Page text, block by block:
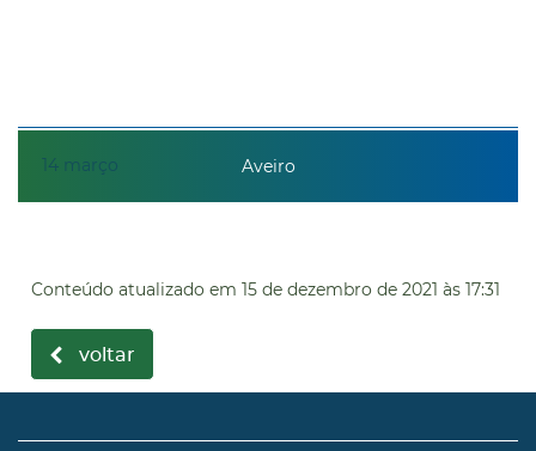
14 março Aveiro
Conteúdo atualizado em 15 de dezembro de 2021 às 17:31
voltar